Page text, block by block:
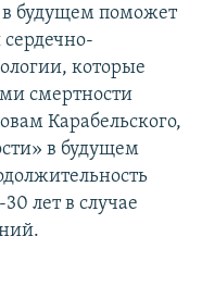
в будущем поможет
которые
смертности
Карабельского,
в будущем
лет в случае